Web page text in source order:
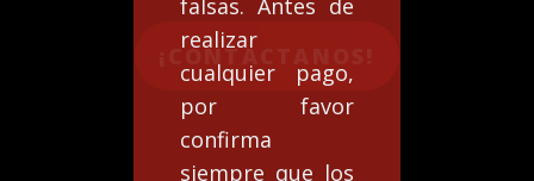
realizar
cualquier pago,
por favor
confirma
siempre que los
¡CONTACTANOS!